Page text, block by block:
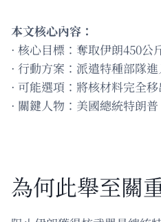
本文核心內容：
· 核心目標：奪取伊朗450公
· 行動方案：派遣特種部隊
· 可能選項：將核材料完全
· 關鍵人物：美國總統特朗
為何此舉至關